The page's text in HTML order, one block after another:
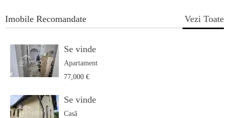
Imobile Recomandate Vezi Toate
Se vinde
Apartament
77,000 €
Se vinde
Casă